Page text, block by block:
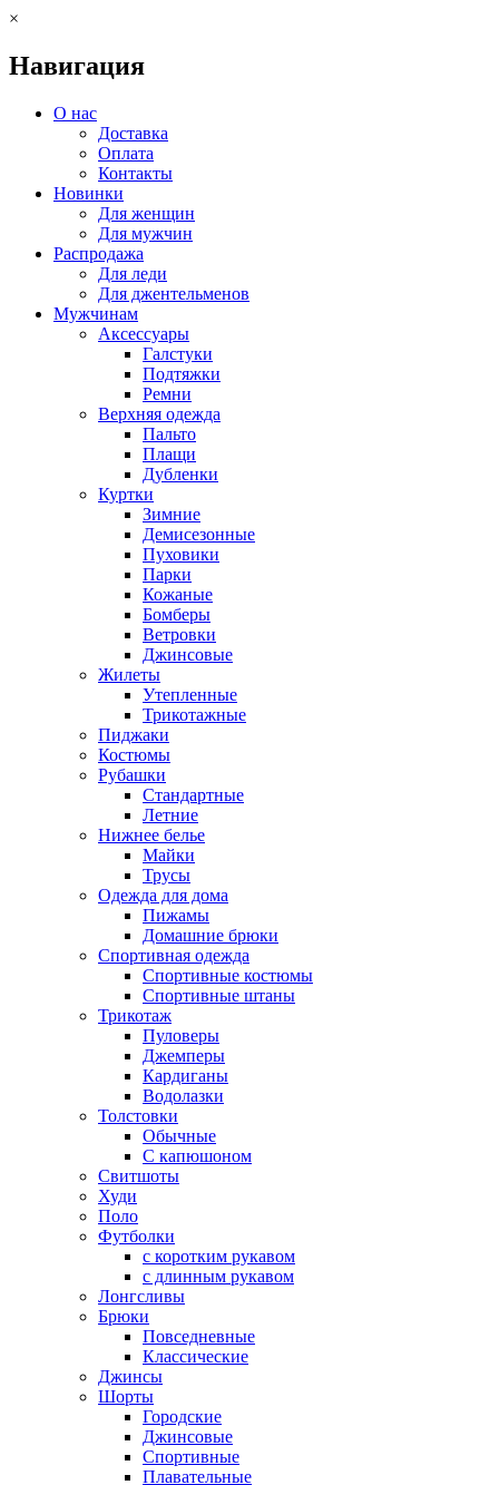
×
Навигация
О нас
Доставка
Оплата
Контакты
Новинки
Для женщин
Для мужчин
Распродажа
Для леди
Для джентельменов
Мужчинам
Аксессуары
Галстуки
Подтяжки
Ремни
Верхняя одежда
Пальто
Плащи
Дубленки
Куртки
Зимние
Демисезонные
Пуховики
Парки
Кожаные
Бомберы
Ветровки
Джинсовые
Жилеты
Утепленные
Трикотажные
Пиджаки
Костюмы
Рубашки
Стандартные
Летние
Нижнее белье
Майки
Трусы
Одежда для дома
Пижамы
Домашние брюки
Спортивная одежда
Спортивные костюмы
Спортивные штаны
Трикотаж
Пуловеры
Джемперы
Кардиганы
Водолазки
Толстовки
Обычные
С капюшоном
Свитшоты
Худи
Поло
Футболки
с коротким рукавом
с длинным рукавом
Лонгсливы
Брюки
Повседневные
Классические
Джинсы
Шорты
Городские
Джинсовые
Спортивные
Плавательные